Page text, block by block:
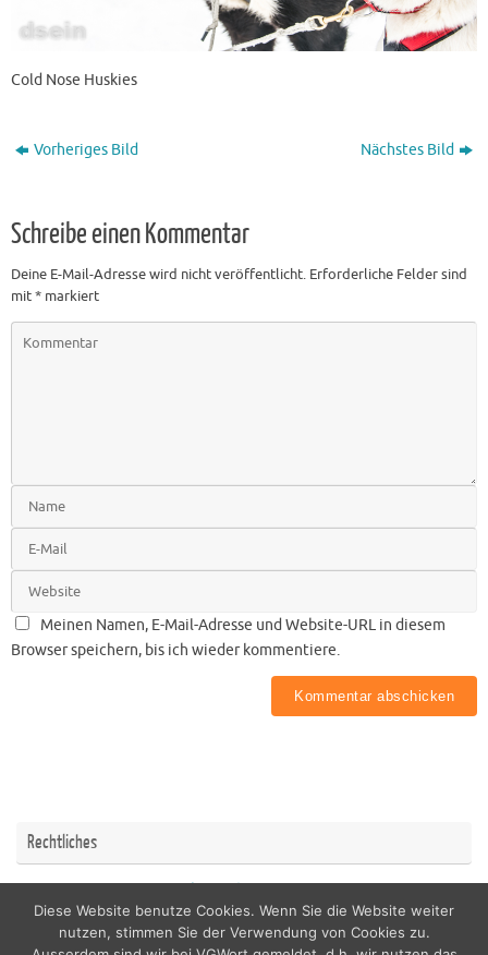
Cold Nose Huskies
Vorheriges Bild Nächstes Bild
Schreibe einen Kommentar
Deine E-Mail-Adresse wird nicht veröffentlicht. Erforderliche Felder sind
mit* markiert
Meinen Namen, E-Mail-Adresse und Website-URL in diesem
Browser speichern, bis ich wieder kommentiere.
Rechtliches
Impressum Datenschutzerklärung
Diese Website benutze Cookies. Wenn Sie die Website weiter
nutzen, stimmen Sie der Verwendung von Cookies zu.